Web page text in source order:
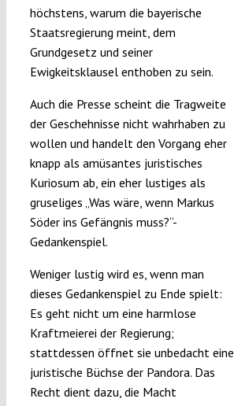
höchstens, warum die bayerische
Staatsregierung meint, dem
Grundgesetz und seiner
Ewigkeitsklausel enthoben zu sein.
Auch die Presse scheint die Tragweite
der Geschehnisse nicht wahrhaben zu
wollen und handelt den Vorgang eher
knapp als amüsantes juristisches
Kuriosum ab, ein eher lustiges als
gruseliges „Was wäre, wenn Markus
Söder ins Gefängnis muss?“-
Gedankenspiel.
Weniger lustig wird es, wenn man
dieses Gedankenspiel zu Ende spielt:
Es geht nicht um eine harmlose
Kraftmeierei der Regierung;
stattdessen öffnet sie unbedacht eine
juristische Büchse der Pandora. Das
Recht dient dazu, die Macht